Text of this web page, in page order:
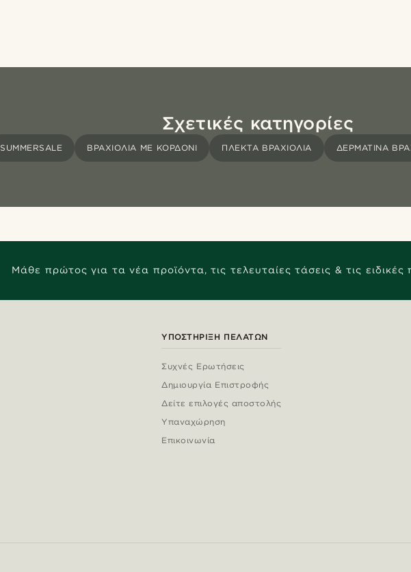
Σχετικές κατηγορίες
SUMMERSALE ΒΡΑΧΙΌΛΙΑ ΜΕ ΚΟΡΔΌΝΙ ΠΛΕΚΤΆ ΒΡΑΧΙΌΛΙΑ ΔΕΡΜΆΤΙΝΑ
Μάθε πρώτος για τα νέα προϊόντα, τις τελευταίες τάσεις & τις
ΥΠΟΣΤΉΡΙΞΗ ΠΕΛΑΤΏΝ
Συχνές Ερωτήσεις
Δημιουργία Επιστροφής
Δείτε επιλογές αποστολής
Υπαναχώρηση
Επικοινωνία